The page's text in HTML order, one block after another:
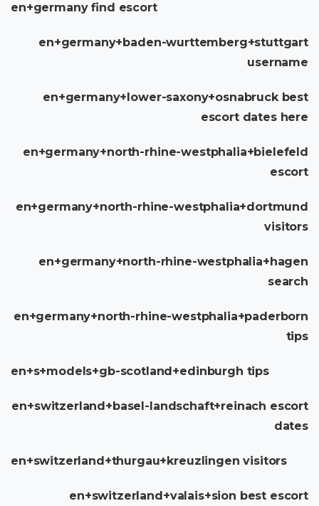
en+germany find escort
en+germany+baden-wurttemberg+stuttgart
username
en+germany+lower-saxony+osnabruck best
escort dates here
en+germany+north-rhine-westphalia+bielefeld
escort
en+germany+north-rhine-westphalia+dortmund
visitors
en+germany+north-rhine-westphalia+hagen
search
en+germany+north-rhine-westphalia+paderborn
tips
en+s+models+gb-scotland+edinburgh tips
en+switzerland+basel-landschaft+reinach escort
dates
en+switzerland+thurgau+kreuzlingen visitors
en+switzerland+valais+sion best escort